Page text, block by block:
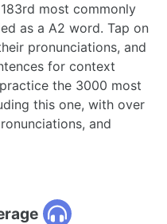
most commonly
as a A2 word. Tap on
pronunciations, and
for context
the 3000 most
this one, with over
and